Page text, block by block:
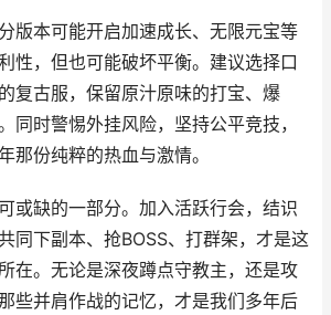
版本可能开启加速成长、无限元宝等
性，但也可能破坏平衡。建议选择口
复古服，保留原汁原味的打宝、爆
同时警惕外挂风险，坚持公平竞技，
那份纯粹的热血与激情。
或缺的一部分。加入活跃行会，结识
同下副本、抢BOSS、打群架，才是这
在。无论是深夜蹲点守教主，还是攻
些并肩作战的记忆，才是我们多年后